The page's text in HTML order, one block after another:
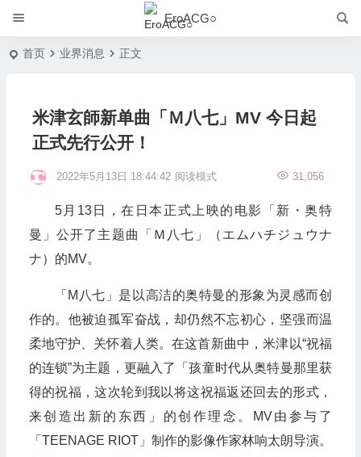
EroACG○
首页 业界消息 正文
米津玄師新单曲「Ｍ八七」MV 今日起
正式先行公开！
2022年5月13日 18:44:42 31,056
阅读模式
5月13日，在日本正式上映的电影「新・奥特
曼」公开了主题曲「Ｍ八七」（エムハチジュウナ
ナ）的MV。
「M八七」是以高洁的奥特曼的形象为灵感而创
作的。他被迫孤军奋战，却仍然不忘初心，坚强而温
柔地守护、关怀着人类。在这首新曲中，米津以“祝福
的连锁”为主题，更融入了「孩童时代从奥特曼那里获
得的祝福，这次轮到我以将这祝福返还回去的形式，
来创造出新的东西」的创作理念。MV由参与了
「TEENAGE RIOT」制作的影像作家林响太朗导演。